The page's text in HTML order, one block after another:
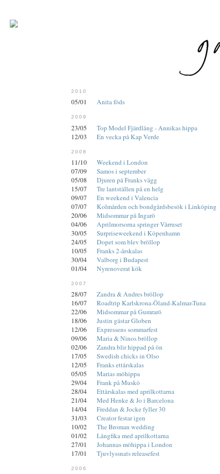
2010
05/01 Anita föds
2009
23/05 Top Model Fjärdlång - Annikas hippa
12/03 En vecka på Kap Verde
2008
11/10 Weekend i London
07/09 Samos i september
05/08 Djuren på Franks vägg
15/07 Tre lantställen på en helg
09/07 En weekend i Valencia
07/07 Kolmården och bondgårdsbesök i Linköping
20/06 Midsommar på Ingarö
04/06 Aprilmorsorna springer Vårruset
30/05 Surpriseweekend i Köpenhamn
24/05 Dopet som blev bröllop
10/05 Franks 2-årskalas
30/04 Valborg i Budapest
01/04 Nyrenoverat kök
2007
28/07 Zandra & Andres bröllop
16/07 Roadtrip Karlskrona-Öland-Kalmar-Tuna
22/06 Midsommar på Gumrarö
18/06 Justin gästar Globen
12/06 Expressens sommarfest
09/06 Maria & Ninos bröllop
02/06 Zandra blir hippad på ön
17/05 Swedish chicks in Olso
12/05 Franks ettårskalas
05/05 Marias möhippa
29/04 Frank på Muskö
28/04 Ettårskalas med aprilkottarna
21/04 Med Henke & Jo i Barcelona
14/04 Freddan & Jocke fyller 30
31/03 Creator festar igen
10/02 The Broman wedding
01/02 Långfika med aprilkottarna
27/01 Johannas möhippa i London
17/01 Tjuvlyssnats releasefest
2006